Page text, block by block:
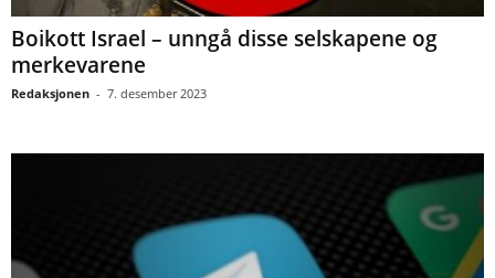
Boikott Israel – unngå disse selskapene og
merkevarene
Redaksjonen - 7. desember 2023